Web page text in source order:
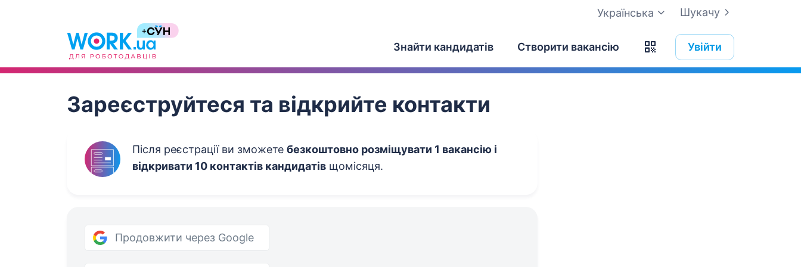
Шукачу
Українська
Work.ua
Знайти кандидатів Створити вакансію Увійти
Зареєструйтеся та відкрийте контакти
Після реєстрації ви зможете безкоштовно розміщувати 1 вакансію і
відкривати 10 контактів кандидатів щомісяця.
Продовжити через Google